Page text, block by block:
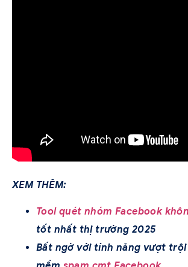
XEM THÊM:
Tool quét nhóm Facebook
tốt nhất thị trường 2025
Bất ngờ với tính năng vượt trội